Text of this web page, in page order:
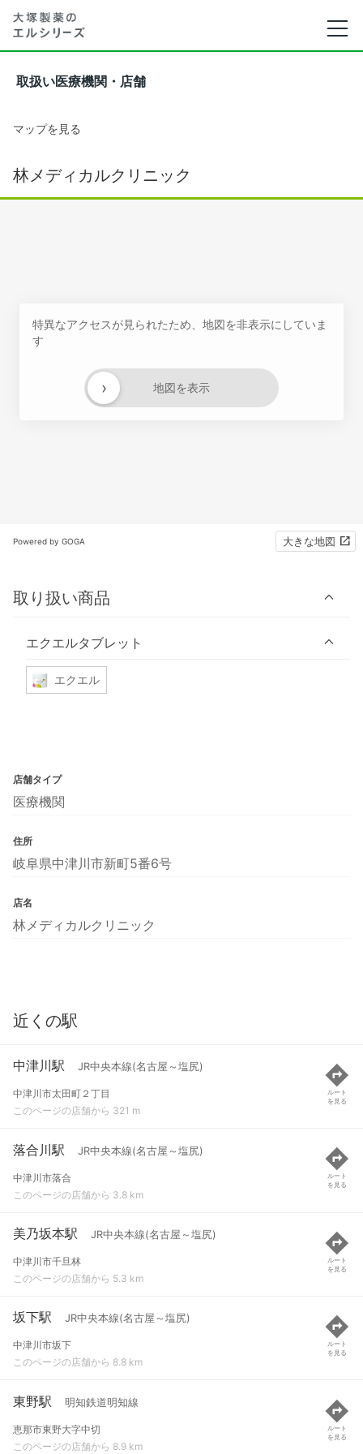
取扱い医療機関・店舗
マップを見る
林メディカルクリニック
特異なアクセスが見られたため、地図を非表示にしていま
す
地図を表示
›
Powered by GOGA 大きな地図
取り扱い商品
エクエルタブレット
エクエル
店舗タイプ
医療機関
住所
岐阜県中津川市新町5番6号
店名
林メディカルクリニック
近くの駅
中津川駅 JR中央本線(名古屋～塩尻)
中津川市太田町２丁目
このページの店舗から 321 m
ルート
を見る
落合川駅 JR中央本線(名古屋～塩尻)
中津川市落合
このページの店舗から 3.8 km
ルート
を見る
美乃坂本駅 JR中央本線(名古屋～塩尻)
中津川市千旦林
このページの店舗から 5.3 km
ルート
を見る
坂下駅 JR中央本線(名古屋～塩尻)
中津川市坂下
このページの店舗から 8.8 km
ルート
を見る
東野駅 明知鉄道明知線
恵那市東野大字中切
このページの店舗から 8.9 km
ルート
を見る